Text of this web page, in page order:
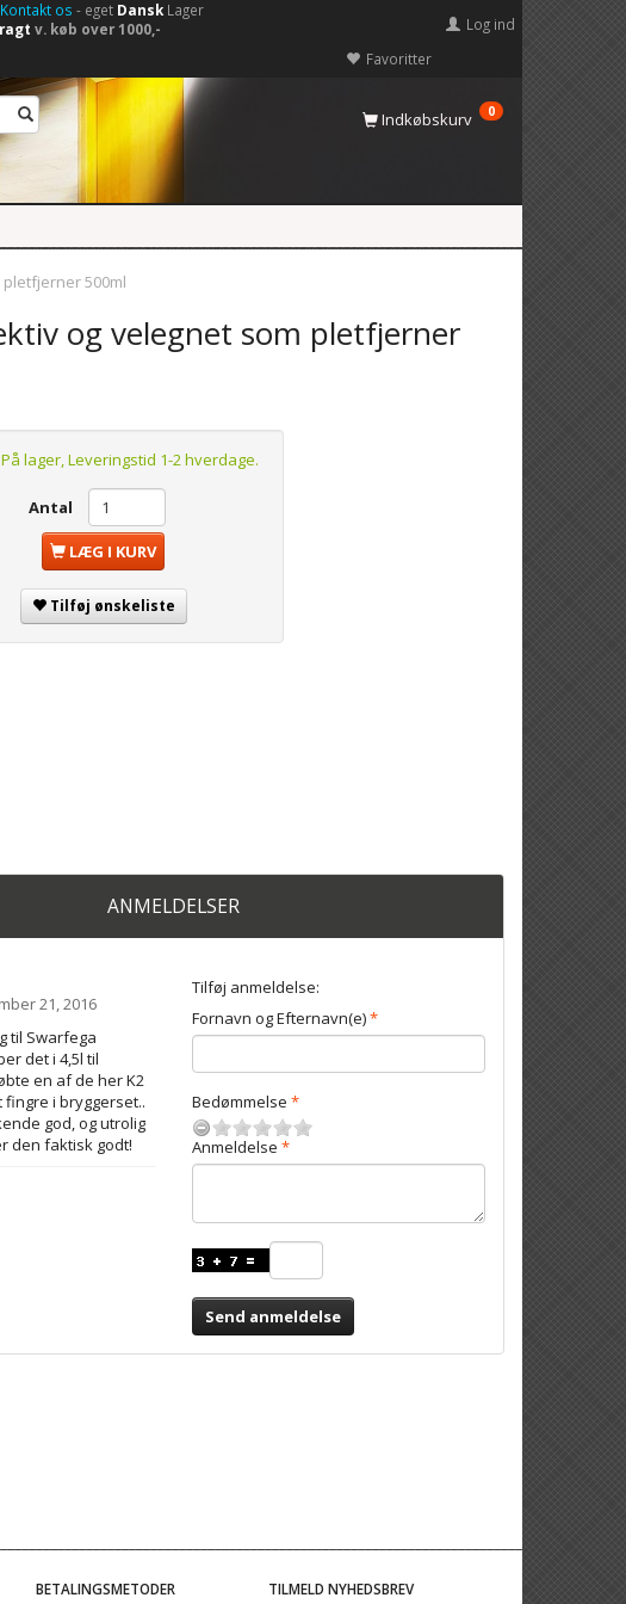
Kontakt os - eget DanskLager
v. køb over 1000,-
Favoritter
Log ind
Indkøbskurv 0
500ml
og velegnet som pletfjerner
På lager, Leveringstid 1-2 hverdage.
Antal
LÆG I KURV
Tilføj ønskeliste
ANMELDELSER
21, 2016
til Swarfega
det i 4,5l til
en af de her K2
i bryggerset..
god, og utrolig
den faktisk godt!
Tilføj anmeldelse:
Fornavn og Efternavn(e)
Bedømmelse
Anmeldelse
Send anmeldelse
BETALINGSMETODER TILMELD NYHEDSBREV